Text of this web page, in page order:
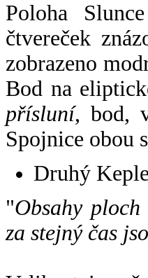
Poloha
čtvereček
zobrazeno
Bod na
přísluní, bod,
Spojnice obou
Druhý
"Obsahy
za stejný čas